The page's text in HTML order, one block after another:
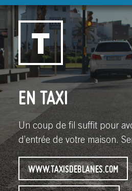
EN TAXI
Un coup de fil suffit pour
d’entrée de votre maison.
WWW.TAXISDEBLANES.COM